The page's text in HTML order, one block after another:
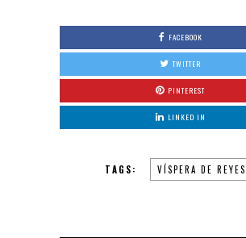
FACEBOOK
TWITTER
PINTEREST
LINKED IN
TAGS: VÍSPERA DE REYES